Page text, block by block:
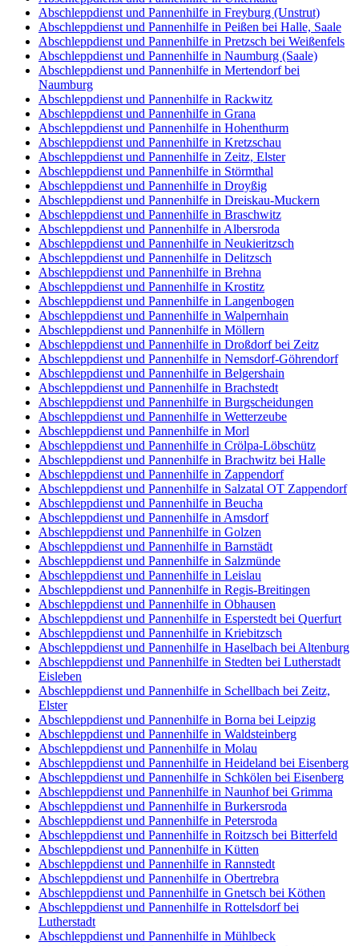
Abschleppdienst und Pannenhilfe in Freyburg (Unstrut)
Abschleppdienst und Pannenhilfe in Peißen bei Halle, Saale
Abschleppdienst und Pannenhilfe in Pretzsch bei Weißenfels
Abschleppdienst und Pannenhilfe in Naumburg (Saale)
Abschleppdienst und Pannenhilfe in Mertendorf bei
Naumburg
Abschleppdienst und Pannenhilfe in Rackwitz
Abschleppdienst und Pannenhilfe in Grana
Abschleppdienst und Pannenhilfe in Hohenthurm
Abschleppdienst und Pannenhilfe in Kretzschau
Abschleppdienst und Pannenhilfe in Zeitz, Elster
Abschleppdienst und Pannenhilfe in Störmthal
Abschleppdienst und Pannenhilfe in Droyßig
Abschleppdienst und Pannenhilfe in Dreiskau-Muckern
Abschleppdienst und Pannenhilfe in Braschwitz
Abschleppdienst und Pannenhilfe in Albersroda
Abschleppdienst und Pannenhilfe in Neukieritzsch
Abschleppdienst und Pannenhilfe in Delitzsch
Abschleppdienst und Pannenhilfe in Brehna
Abschleppdienst und Pannenhilfe in Krostitz
Abschleppdienst und Pannenhilfe in Langenbogen
Abschleppdienst und Pannenhilfe in Walpernhain
Abschleppdienst und Pannenhilfe in Möllern
Abschleppdienst und Pannenhilfe in Droßdorf bei Zeitz
Abschleppdienst und Pannenhilfe in Nemsdorf-Göhrendorf
Abschleppdienst und Pannenhilfe in Belgershain
Abschleppdienst und Pannenhilfe in Brachstedt
Abschleppdienst und Pannenhilfe in Burgscheidungen
Abschleppdienst und Pannenhilfe in Wetterzeube
Abschleppdienst und Pannenhilfe in Morl
Abschleppdienst und Pannenhilfe in Crölpa-Löbschütz
Abschleppdienst und Pannenhilfe in Brachwitz bei Halle
Abschleppdienst und Pannenhilfe in Zappendorf
Abschleppdienst und Pannenhilfe in Salzatal OT Zappendorf
Abschleppdienst und Pannenhilfe in Beucha
Abschleppdienst und Pannenhilfe in Amsdorf
Abschleppdienst und Pannenhilfe in Golzen
Abschleppdienst und Pannenhilfe in Barnstädt
Abschleppdienst und Pannenhilfe in Salzmünde
Abschleppdienst und Pannenhilfe in Leislau
Abschleppdienst und Pannenhilfe in Regis-Breitingen
Abschleppdienst und Pannenhilfe in Obhausen
Abschleppdienst und Pannenhilfe in Esperstedt bei Querfurt
Abschleppdienst und Pannenhilfe in Kriebitzsch
Abschleppdienst und Pannenhilfe in Haselbach bei Altenburg
Abschleppdienst und Pannenhilfe in Stedten bei Lutherstadt
Eisleben
Abschleppdienst und Pannenhilfe in Schellbach bei Zeitz,
Elster
Abschleppdienst und Pannenhilfe in Borna bei Leipzig
Abschleppdienst und Pannenhilfe in Waldsteinberg
Abschleppdienst und Pannenhilfe in Molau
Abschleppdienst und Pannenhilfe in Heideland bei Eisenberg
Abschleppdienst und Pannenhilfe in Schkölen bei Eisenberg
Abschleppdienst und Pannenhilfe in Naunhof bei Grimma
Abschleppdienst und Pannenhilfe in Burkersroda
Abschleppdienst und Pannenhilfe in Petersroda
Abschleppdienst und Pannenhilfe in Roitzsch bei Bitterfeld
Abschleppdienst und Pannenhilfe in Kütten
Abschleppdienst und Pannenhilfe in Rannstedt
Abschleppdienst und Pannenhilfe in Obertrebra
Abschleppdienst und Pannenhilfe in Gnetsch bei Köthen
Abschleppdienst und Pannenhilfe in Rottelsdorf bei
Lutherstadt
Abschleppdienst und Pannenhilfe in Mühlbeck